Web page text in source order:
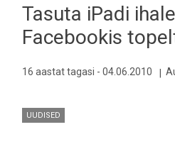
Tasuta iPadi
Facebookis
16 aastat tagasi - 04.06.2010
UUDISED